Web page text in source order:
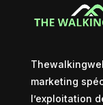
marketing
l’exploitation